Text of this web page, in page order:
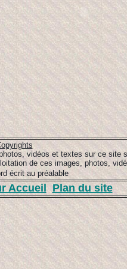
vidéos et textes sur ce site
de ces images, photos,
écrit au préalable
Accueil Plan du site